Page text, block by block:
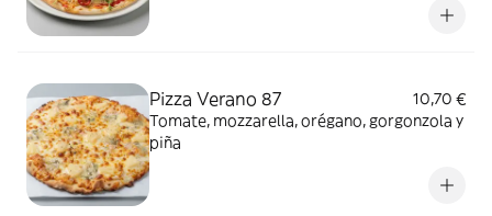
Pizza Verano 87
10,70 €
Tomate, mozzarella, orégano, gorgonzola y
piña